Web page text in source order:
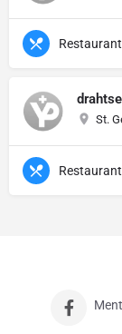
Restaurant
St.
Restaurant